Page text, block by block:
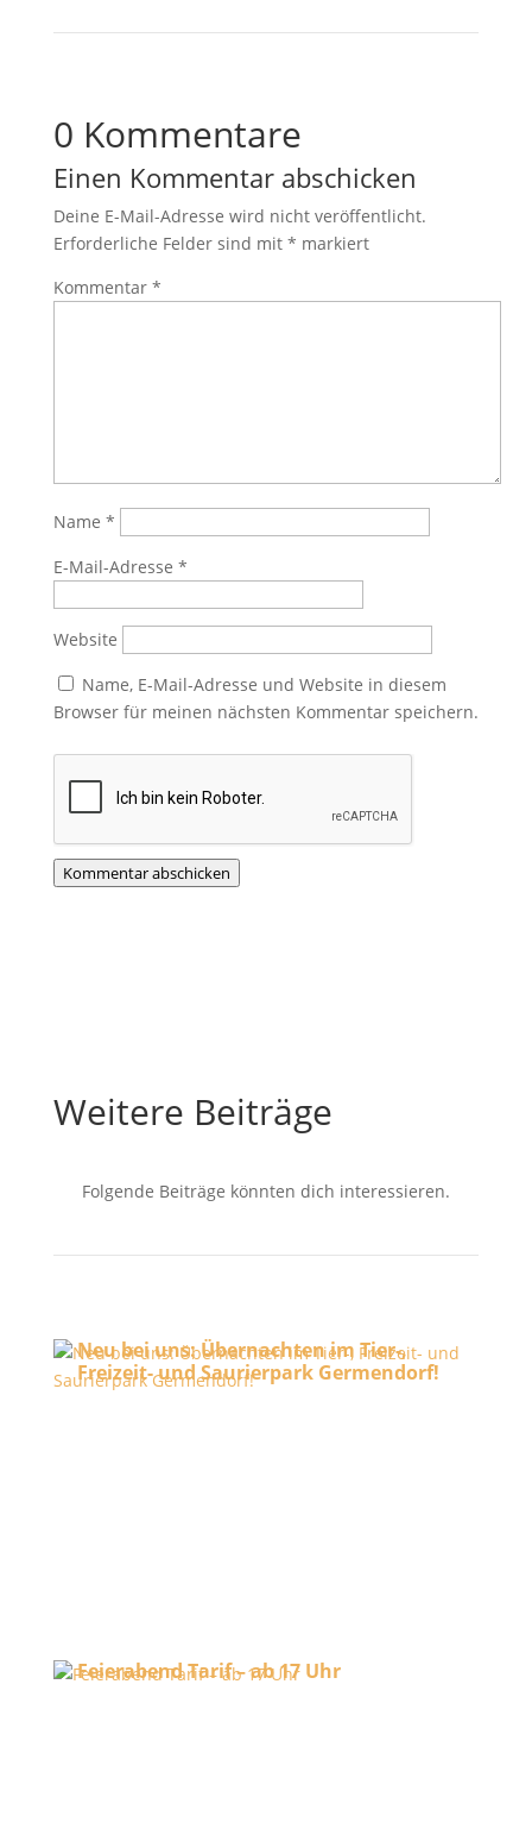
0 Kommentare
Einen Kommentar abschicken
Deine E-Mail-Adresse wird nicht veröffentlicht.
Erforderliche Felder sind mit * markiert
Kommentar *
Name *
E-Mail-Adresse *
Website
Name, E-Mail-Adresse und Website in diesem
Browser für meinen nächsten Kommentar speichern.
Kommentar abschicken
Weitere Beiträge
Folgende Beiträge könnten dich interessieren.
Neu bei uns: Übernachten im Tier-,
Freizeit- und Saurierpark Germendorf!
Feierabend Tarif – ab 17 Uhr